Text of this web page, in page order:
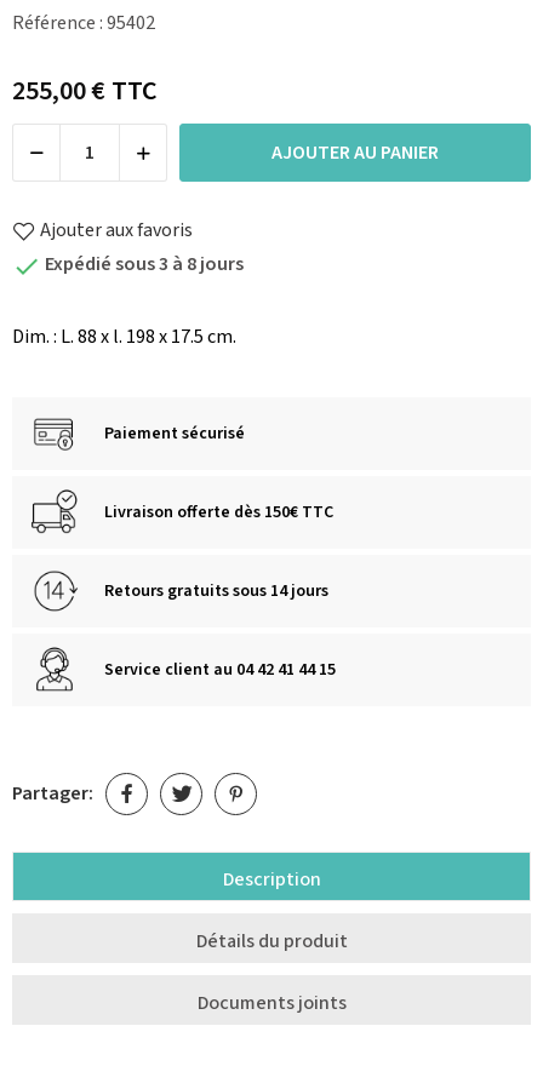
Référence :95402
255,00 €TTC
AJOUTER AU PANIER
Ajouter aux favoris
 Expédié sous 3 à 8 jours
Dim. : L. 88 x l. 198 x 17.5 cm.
Paiement sécurisé
Livraison offerte dès 150€ TTC
Retours gratuits sous 14 jours
Service client au 04 42 41 44 15
Partager:
Description
Détails du produit
Documents joints